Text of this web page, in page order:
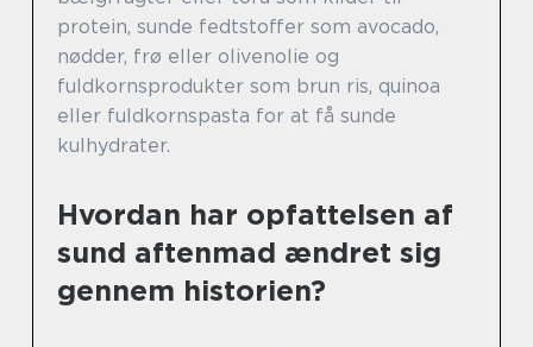
protein, sunde fedtstoffer som avocado,
nødder, frø eller olivenolie og
fuldkornsprodukter som brun ris, quinoa
eller fuldkornspasta for at få sunde
kulhydrater.
Hvordan har opfattelsen af
sund aftenmad ændret sig
gennem historien?